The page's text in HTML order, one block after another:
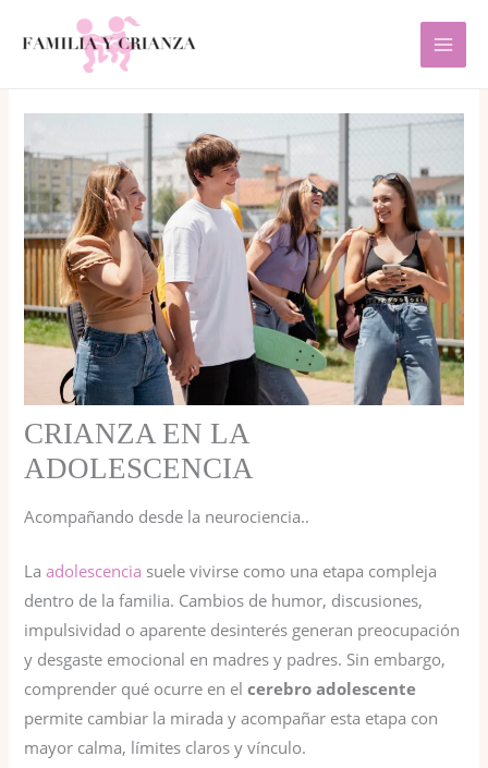
CRIANZA EN LA
ADOLESCENCIA
Acompañando desde la neurociencia..
Laadolescencia suele vivirse como una etapa compleja
dentro de la familia. Cambios de humor, discusiones,
impulsividad o aparente desinterés generan preocupación
y desgaste emocional en madres y padres. Sin embargo,
comprender qué ocurre en elcerebro adolescente
permite cambiar la mirada y acompañar esta etapa con
mayor calma, límites claros y vínculo.